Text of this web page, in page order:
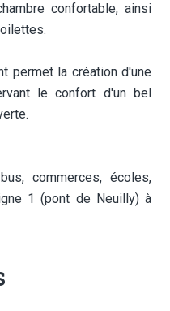
confortable, ainsi
permet la création d'une
le confort d'un bel
commerces, écoles,
1 (pont de Neuilly) à